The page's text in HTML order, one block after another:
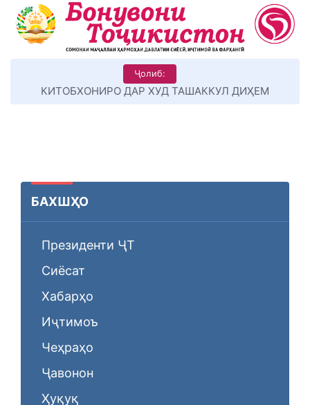
Ҷолиб:
КИТОБХОНИРО ДАР ХУД ТАШАККУЛ ДИҲЕМ
БАХШҲО
Президенти ҶТ
Сиёсат
Хабарҳо
Иҷтимоъ
Чеҳраҳо
Ҷавонон
Ҳуқуқ